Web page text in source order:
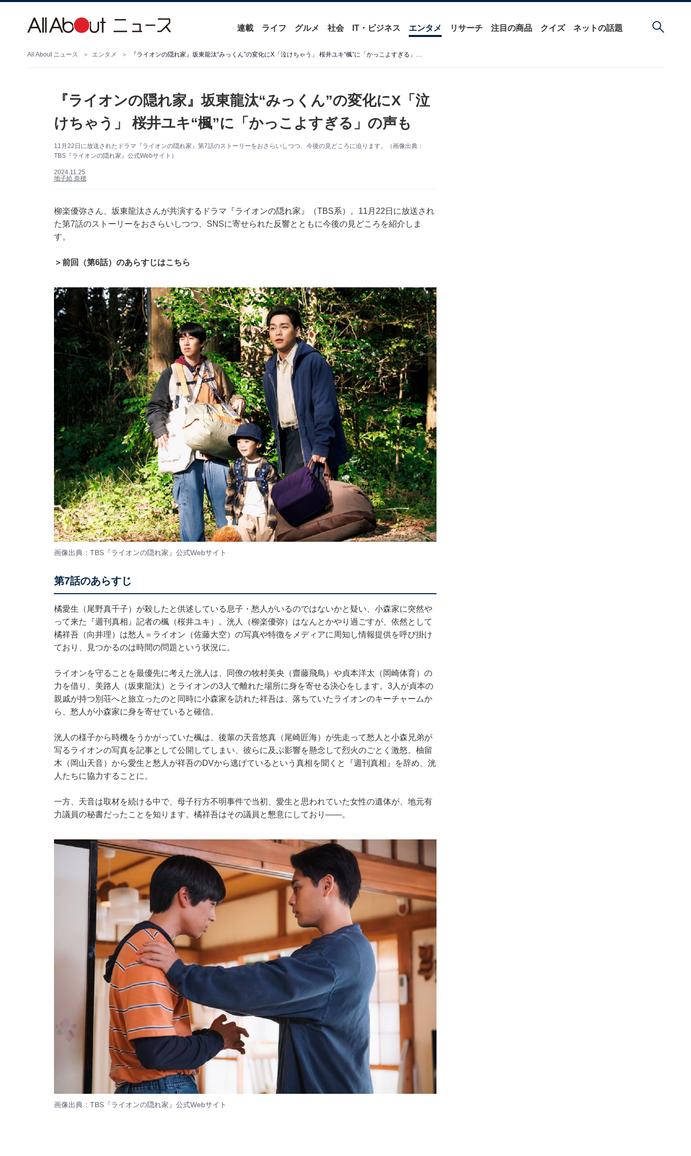
連載 ライフ グルメ 社会 IT・ビジネス エンタメ リサーチ 注目の商品 クイズ ネットの話題
All About ニュース エンタメ 『ライオンの隠れ家』坂東龍汰“みっくん”の変化にX「泣けちゃう」 桜井ユキ“楓”に「かっこよすぎる」の声も
『ライオンの隠れ家』坂東龍汰“みっくん”の変化にX「泣
けちゃう」 桜井ユキ“楓”に「かっこよすぎる」の声も
11月22日に放送されたドラマ『ライオンの隠れ家』第7話のストーリーをおさらいしつつ、今後の見どころに迫ります。（画像出典：
TBS『ライオンの隠れ家』公式Webサイト）
2024.11.25
地子給 奈穂
柳楽優弥さん、坂東龍汰さんが共演するドラマ『ライオンの隠れ家』（TBS系）。11月22日に放送され
た第7話のストーリーをおさらいしつつ、SNSに寄せられた反響とともに今後の見どころを紹介しま
す。
＞前回（第6話）のあらすじはこちら
画像出典：TBS『ライオンの隠れ家』 公式Webサイト
第7話のあらすじ
橘愛生（尾野真千子）が殺したと供述している息子・愁人がいるのではないかと疑い、小森家に突然や
って来た『週刊真相』記者の楓（桜井ユキ）。洸人（柳楽優弥）はなんとかやり過ごすが、依然として
橘祥吾（向井理）は愁人＝ライオン（佐藤大空）の写真や特徴をメディアに周知し情報提供を呼び掛け
ており、見つかるのは時間の問題という状況に。
ライオンを守ることを最優先に考えた洸人は、同僚の牧村美央（齋藤飛鳥）や貞本洋太（岡崎体育）の
力を借り、美路人（坂東龍汰）とライオンの3人で離れた場所に身を寄せる決心をします。3人が貞本の
親戚が持つ別荘へと旅立ったのと同時に小森家を訪れた祥吾は、落ちていたライオンのキーチャームか
ら、愁人が小森家に身を寄せていると確信。
洸人の様子から時機をうかがっていた楓は、後輩の天音悠真（尾崎匠海）が先走って愁人と小森兄弟が
写るライオンの写真を記事として公開してしまい、彼らに及ぶ影響を懸念して烈火のごとく激怒。柚留
木（岡山天音）から愛生と愁人が祥吾のDVから逃げているという真相を聞くと『週刊真相』を辞め、洸
人たちに協力することに。
一方、天音は取材を続ける中で、母子行方不明事件で当初、愛生と思われていた女性の遺体が、地元有
力議員の秘書だったことを知ります。橘祥吾はその議員と懇意にしており――。
画像出典：TBS『ライオンの隠れ家』 公式Webサイト